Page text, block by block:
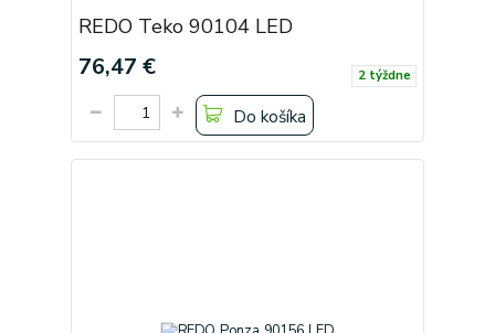
REDO Teko 90104 LED
76,47 € 2 týždne
Do košíka